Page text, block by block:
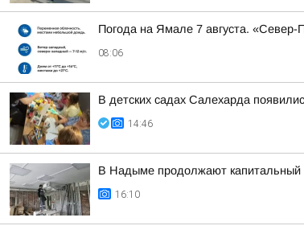
Погода на Ямале 7 августа. «Север-
08:06
В детских садах Салехарда
14:46
В Надыме продолжают капитальный
16:10